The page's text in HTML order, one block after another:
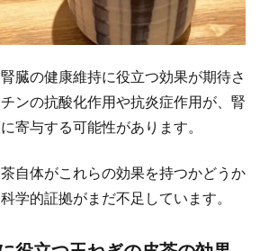
臓の健康維持に役立つ効果が期待さ
ンの抗酸化作用や抗炎症作用が、腎
寄与する可能性があります。
自体がこれらの効果を持つかどうか
学的証拠がまだ不足しています。